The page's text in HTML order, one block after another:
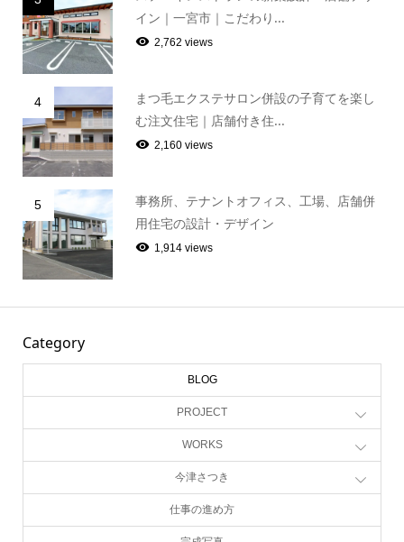
イン｜一宮市｜こだわり...
2,762 views
4
まつ毛エクステサロン併設の子育てを楽し
む注文住宅｜店舗付き住...
2,160 views
5
事務所、テナントオフィス、工場、店舗併
用住宅の設計・デザイン
1,914 views
Category
BLOG
PROJECT
WORKS
今津さつき
仕事の進め方